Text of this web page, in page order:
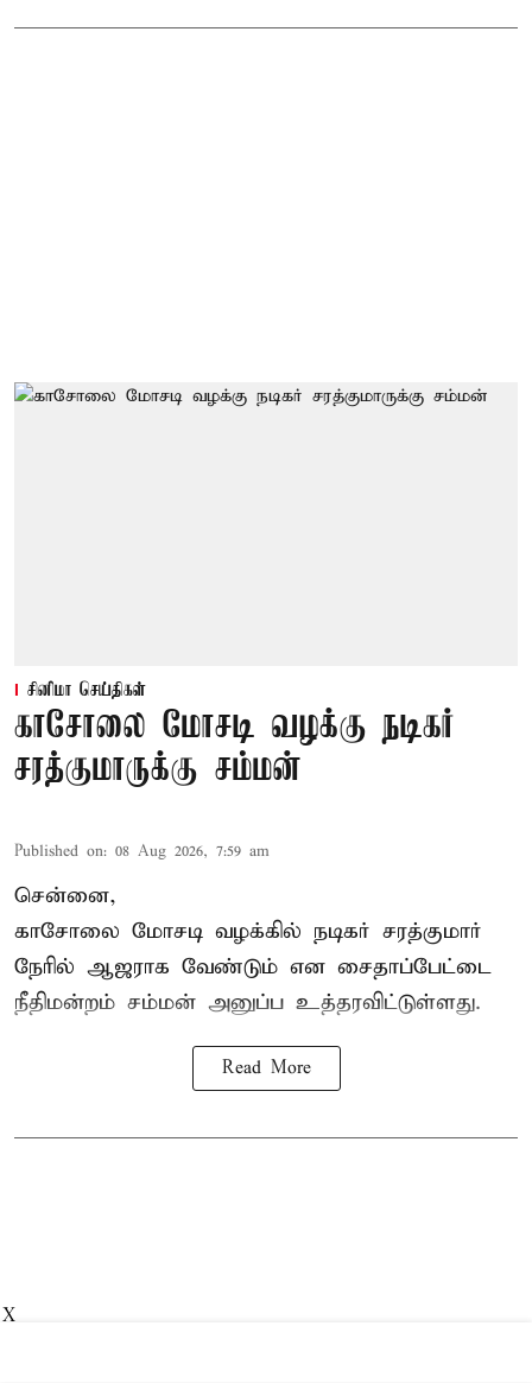
சினிமா செய்திகள்
காசோலை மோசடி வழக்கு நடிகர்
சரத்குமாருக்கு சம்மன்
Published on: 08 Aug 2026, 7:59 am
சென்னை,
காசோலை மோசடி வழக்கில் நடிகர் சரத்குமார்
நேரில் ஆஜராக வேண்டும் என சைதாப்பேட்டை
நீதிமன்றம் சம்மன் அனுப்ப உத்தரவிட்டுள்ளது.
Read More
X